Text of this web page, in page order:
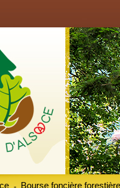
Bourse foncière forestière